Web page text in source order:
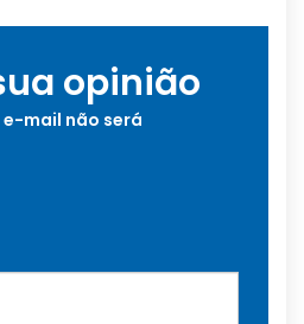
opinião
e-mail não será